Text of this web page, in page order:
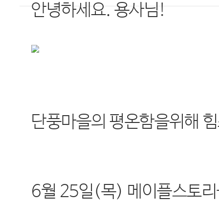
안녕하세요.용사님!
단풍마을의 평온함을위해
6월 25일 (목) 메이플스토